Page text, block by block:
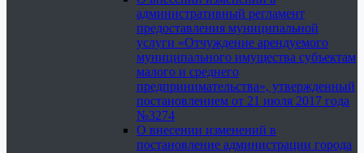
административный регламент
предоставления муниципальной
услуги «Отчуждение арендуемого
муниципального имущества субъектам
малого и среднего
предпринимательства», утвержденный
постановлением от 21 июля 2017 года
№3274
О внесении изменений в
постановление администрации города